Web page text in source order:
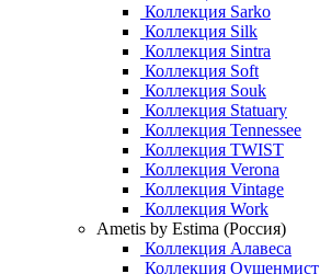
Коллекция Sarko
Коллекция Silk
Коллекция Sintra
Коллекция Soft
Коллекция Souk
Коллекция Statuary
Коллекция Tennessee
Коллекция TWIST
Коллекция Verona
Коллекция Vintage
Коллекция Work
Ametis by Estima (Россия)
Коллекция Алавеса
Коллекция Оушенмист